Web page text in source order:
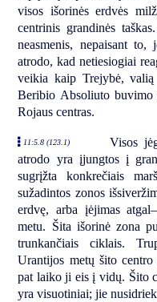
visos išorinės erdvės
centrinis grandinės
neasmenis, nepaisant
atrodo, kad netiesiogiai
veikia kaip Trejybė,
Beribio Absoliuto buvimo
Rojaus centras.
11:5.8 (123.1)
Visos
atrodo yra įjungtos į
sugrįžta konkrečiais
sužadintos zonos
erdvę, arba įėjimas
metu. Šita išorinė zona
trunkančiais ciklais.
Urantijos metų šito
pat laiko ji eis į vidų. Šito
yra visuotiniai; jie